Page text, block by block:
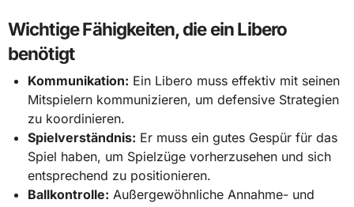
Wichtige Fähigkeiten, die ein Libero
benötigt
Kommunikation: Ein Libero muss effektiv mit seinen
Mitspielern kommunizieren, um defensive Strategien
zu koordinieren.
Spielverständnis: Er muss ein gutes Gespür für das
Spiel haben, um Spielzüge vorherzusehen und sich
entsprechend zu positionieren.
Ballkontrolle: Außergewöhnliche Annahme- und